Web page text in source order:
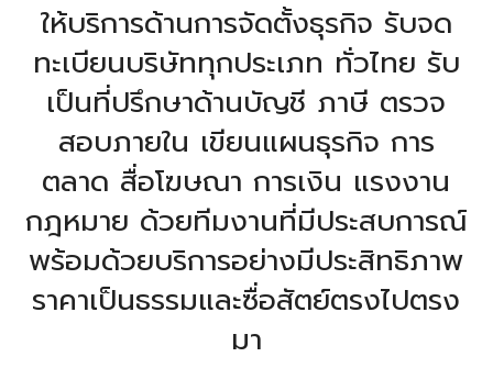
ให้บริการด้านการจัดตั้งธุรกิจ รับจด
ทะเบียนบริษัททุกประเภท ทั่วไทย รับ
เป็นที่ปรึกษาด้านบัญชี ภาษี ตรวจ
สอบภายใน เขียนแผนธุรกิจ การ
ตลาด สื่อโฆษณา การเงิน แรงงาน
กฎหมาย ด้วยทีมงานที่มีประสบการณ์
พร้อมด้วยบริการอย่างมีประสิทธิภาพ
ราคาเป็นธรรมและซื่อสัตย์ตรงไปตรง
มา